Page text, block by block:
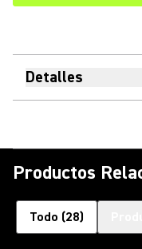
Detalles
Productos
Todo (28)